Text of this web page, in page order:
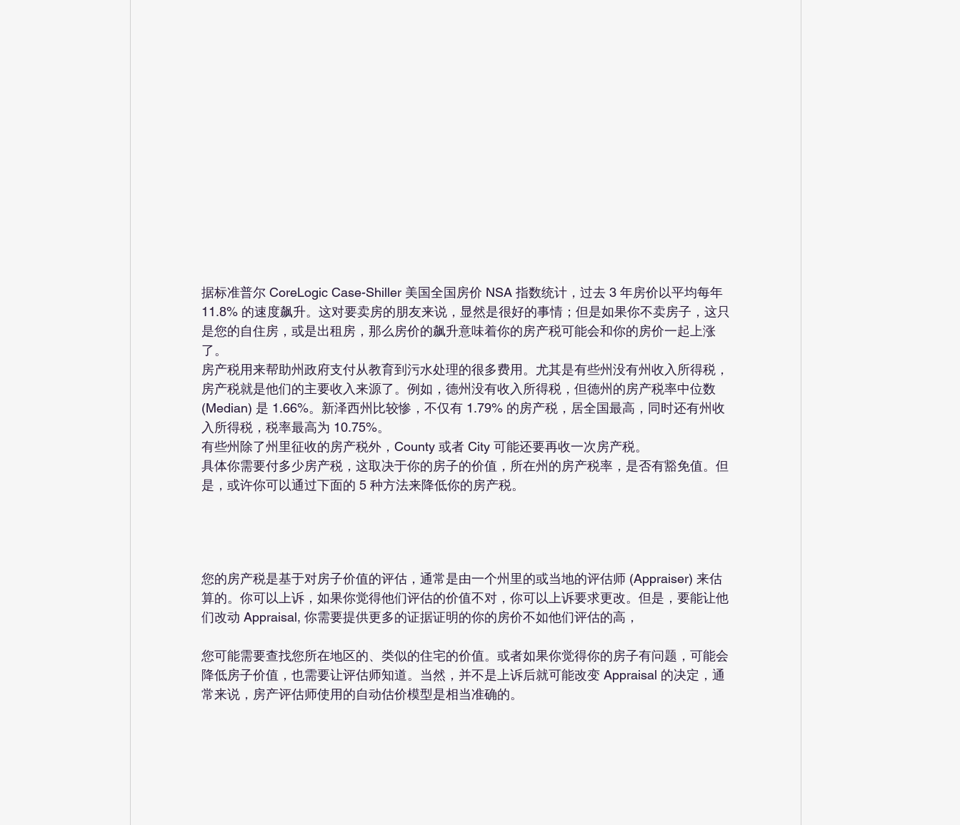
据标准普尔 CoreLogic Case-Shiller 美国全国房价 NSA 指数统计，过去 3 年房价以平均每年
11.8% 的速度飙升。这对要卖房的朋友来说，显然是很好的事情；但是如果你不卖房子，这只
是您的自住房，或是出租房，那么房价的飙升意味着你的房产税可能会和你的房价一起上涨
了。
房产税用来帮助州政府支付从教育到污水处理的很多费用。尤其是有些州没有州收入所得税，
房产税就是他们的主要收入来源了。例如，德州没有收入所得税，但德州的房产税率中位数
(Median) 是 1.66%。新泽西州比较惨，不仅有 1.79% 的房产税，居全国最高，同时还有州收
入所得税，税率最高为 10.75%。
有些州除了州里征收的房产税外，County 或者 City 可能还要再收一次房产税。
具体你需要付多少房产税，这取决于你的房子的价值，所在州的房产税率，是否有豁免值。但
是，或许你可以通过下面的 5 种方法来降低你的房产税。
您的房产税是基于对房子价值的评估，通常是由一个州里的或当地的评估师 (Appraiser) 来估
算的。你可以上诉，如果你觉得他们评估的价值不对，你可以上诉要求更改。但是，要能让他
们改动 Appraisal, 你需要提供更多的证据证明的你的房价不如他们评估的高，
您可能需要查找您所在地区的、类似的住宅的价值。或者如果你觉得你的房子有问题，可能会
降低房子价值，也需要让评估师知道。当然，并不是上诉后就可能改变 Appraisal 的决定，通
常来说，房产评估师使用的自动估价模型是相当准确的。